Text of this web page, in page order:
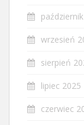
wrzesień
sierpień
lipiec 2025
czerwiec